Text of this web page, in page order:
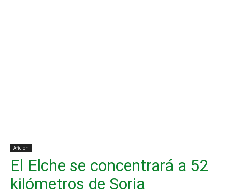
Afición
El Elche se concentrará a 52
kilómetros de Soria